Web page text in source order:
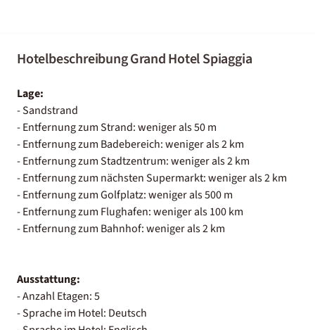
Hotelbeschreibung Grand Hotel Spiaggia
Lage:
- Sandstrand
- Entfernung zum Strand: weniger als 50 m
- Entfernung zum Badebereich: weniger als 2 km
- Entfernung zum Stadtzentrum: weniger als 2 km
- Entfernung zum nächsten Supermarkt: weniger als 2 km
- Entfernung zum Golfplatz: weniger als 500 m
- Entfernung zum Flughafen: weniger als 100 km
- Entfernung zum Bahnhof: weniger als 2 km
Ausstattung:
- Anzahl Etagen: 5
- Sprache im Hotel: Deutsch